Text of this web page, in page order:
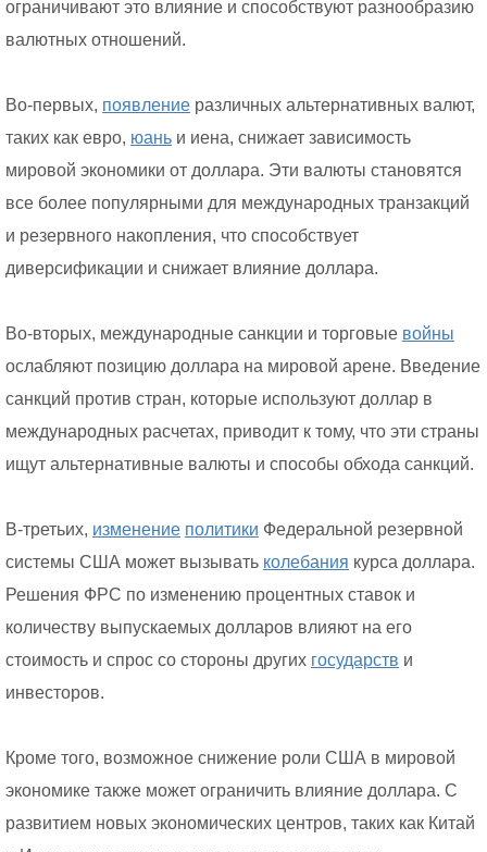
ограничивают это влияние и способствуют разнообразию
валютных отношений.
Во-первых, появление различных альтернативных валют,
таких как евро, юань и иена, снижает зависимость
мировой экономики от доллара. Эти валюты становятся
все более популярными для международных транзакций
и резервного накопления, что способствует
диверсификации и снижает влияние доллара.
Во-вторых, международные санкции и торговые войны
ослабляют позицию доллара на мировой арене. Введение
санкций против стран, которые используют доллар в
международных расчетах, приводит к тому, что эти страны
ищут альтернативные валюты и способы обхода санкций.
В-третьих, изменение политики Федеральной резервной
системы США может вызывать колебания курса доллара.
Решения ФРС по изменению процентных ставок и
количеству выпускаемых долларов влияют на его
стоимость и спрос со стороны других государств и
инвесторов.
Кроме того, возможное снижение роли США в мировой
экономике также может ограничить влияние доллара. С
развитием новых экономических центров, таких как Китай